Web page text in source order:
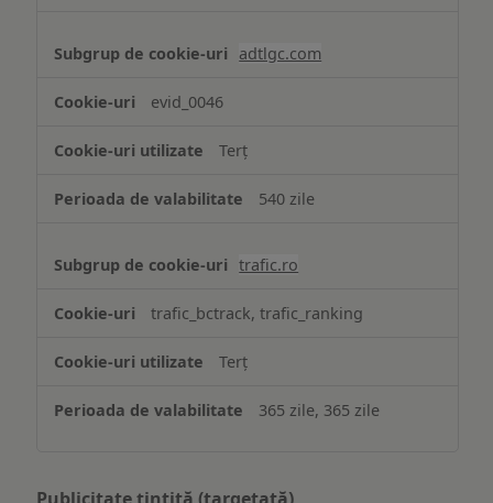
adtlgc.com
evid_0046
Terț
540 zile
trafic.ro
trafic_bctrack, trafic_ranking
Terț
365 zile, 365 zile